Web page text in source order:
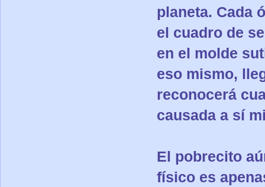
planeta. Cada
el cuadro de
en el molde
eso mismo,
reconocerá
causada a sí
El pobrecito
físico es